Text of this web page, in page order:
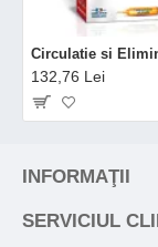
132,76 Lei
INFORMAŢII
SERVICIUL